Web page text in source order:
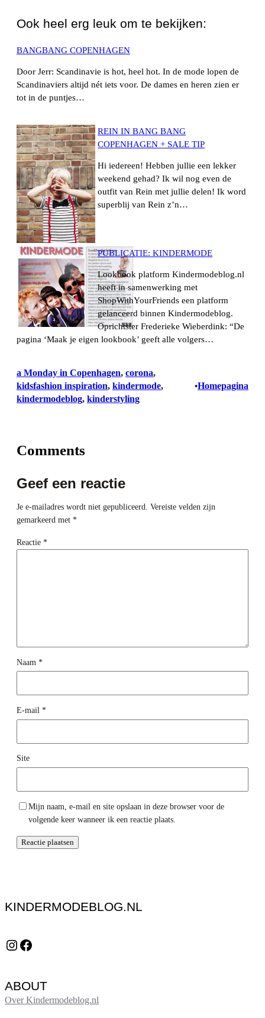
Ook heel erg leuk om te bekijken:
BANGBANG COPENHAGEN
Door Jerr: Scandinavie is hot, heel hot. In de mode lopen de
Scandinaviers altijd nét iets voor. De dames en heren zien er
tot in de puntjes…
REIN IN BANG BANG
COPENHAGEN + SALE TIP
Hi iedereen! Hebben jullie een lekker
weekend gehad? Ik wil nog even de
outfit van Rein met jullie delen! Ik word
superblij van Rein z’n…
PUBLICATIE: KINDERMODE
Lookbook platform Kindermodeblog.nl
heeft in samenwerking met
ShopWithYourFriends een platform
gelanceerd binnen Kindermodeblog.
Oprichtster Frederieke Wieberdink: “De
pagina ‘Maak je eigen lookbook’ geeft alle volgers…
a Monday in Copenhagen, corona
kidsfashion inspiration, kindermode
kindermodeblog, kinderstyling
•Homepagina
Comments
Geef een reactie
Je e-mailadres wordt niet gepubliceerd. Vereiste velden zijn
gemarkeerd met *
Reactie *
Naam *
E-mail *
Site
Mijn naam, e-mail en site opslaan in deze browser voor de
volgende keer wanneer ik een reactie plaats.
KINDERMODEBLOG.NL
Instagram Facebook
ABOUT
Over Kindermodeblog.nl